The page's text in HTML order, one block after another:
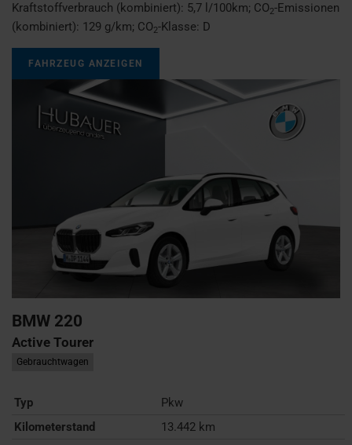
Kraftstoffverbrauch (kombiniert): 5,7 l/100km; CO2-Emissionen
(kombiniert): 129 g/km; CO2-Klasse: D
FAHRZEUG ANZEIGEN
BMW 220
Active Tourer
Gebrauchtwagen
Typ
Pkw
Kilometerstand
13.442 km